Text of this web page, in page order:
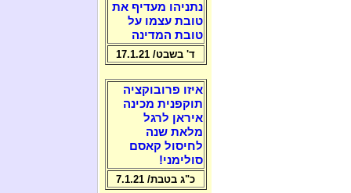
נתניהו מעדיף את
טובת עצמו על
טובת המדינה
ד' בשבט/ 17.1.21
איזו פרובוקציה
תוקפנית מכינה
איראן לרגל
מלאת שנה
לחיסול קאסם
סולימני!
כ"ג בטבת/ 7.1.21